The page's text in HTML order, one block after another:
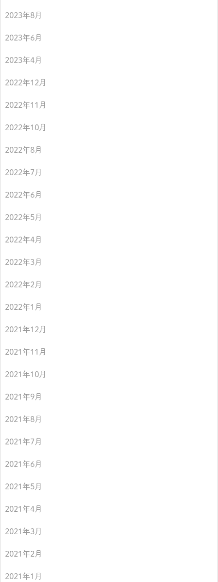
2023年8月
2023年6月
2023年4月
2022年12月
2022年11月
2022年10月
2022年8月
2022年7月
2022年6月
2022年5月
2022年4月
2022年3月
2022年2月
2022年1月
2021年12月
2021年11月
2021年10月
2021年9月
2021年8月
2021年7月
2021年6月
2021年5月
2021年4月
2021年3月
2021年2月
2021年1月